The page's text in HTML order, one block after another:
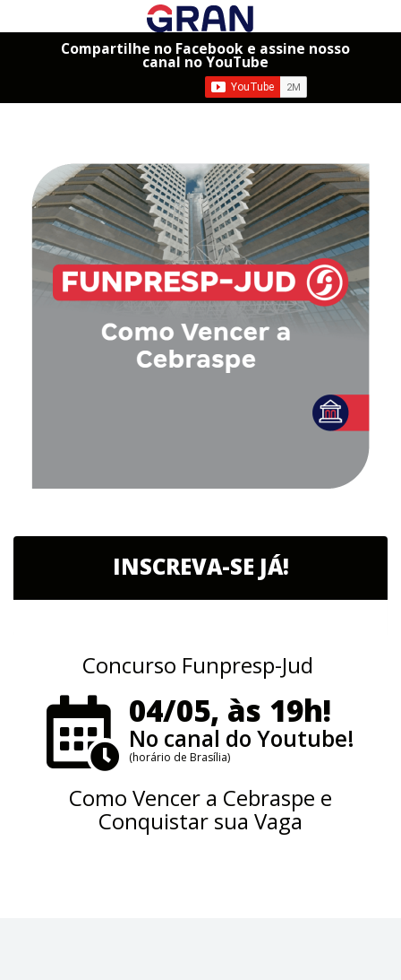
Compartilhe no Facebook e assine nosso
canal no YouTube
INSCREVA-SE JÁ!
Concurso Funpresp-Jud
04/05, às 19h!
No canal do Youtube!
(horário de Brasília)
Como Vencer a Cebraspe e
Conquistar sua Vaga